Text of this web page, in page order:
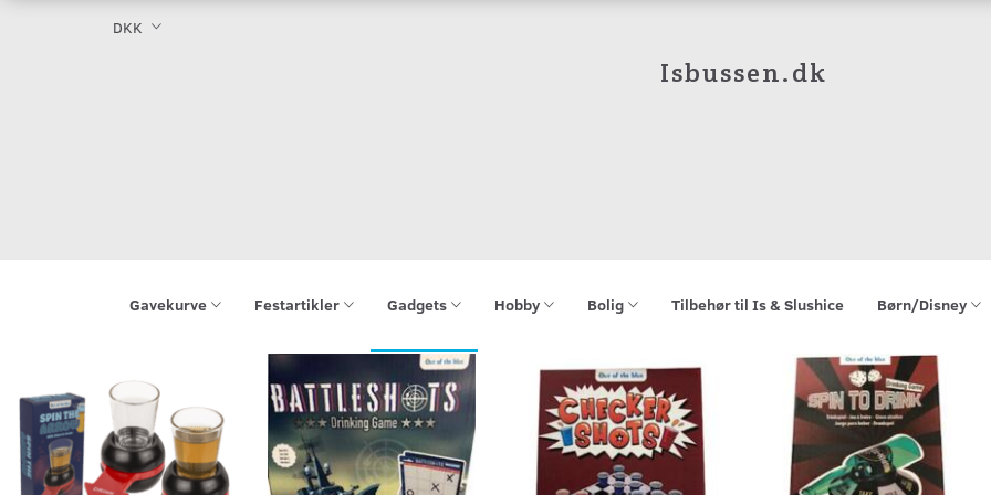
DKK
Isbussen.dk
Gavekurve Festartikler Gadgets Hobby Bolig Tilbehør til Is & Slushice Børn/Disney